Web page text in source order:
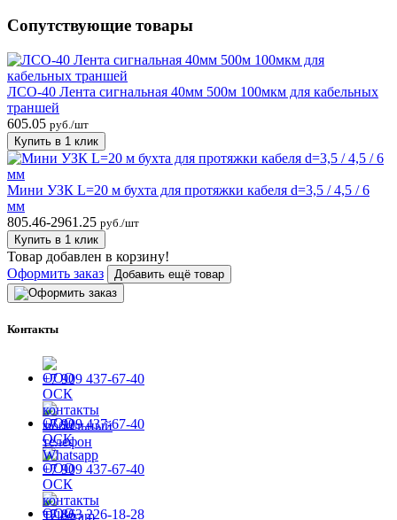
Сопутствующие товары
ЛСО-40 Лента сигнальная 40мм 500м 100мкм для кабельных
траншей
605.05 руб./шт
Купить в 1 клик
Мини УЗК L=20 м бухта для протяжки кабеля d=3,5 / 4,5 / 6
мм
805.46-2961.25 руб./шт
Купить в 1 клик
Товар добавлен в корзину!
Оформить заказ
Добавить ещё товар
Контакты
+7 909 437-67-40
+7 909 437-67-40
+7 909 437-67-40
+7 863 226-18-28